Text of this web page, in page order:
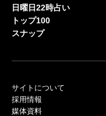
日曜日22時占い
トップ100
スナップ
サイトについて
採用情報
媒体資料